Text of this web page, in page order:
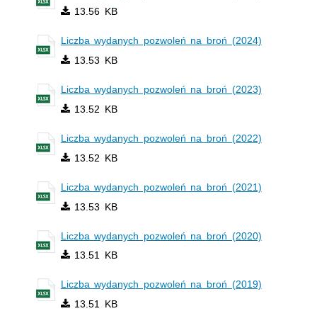
13.56 KB
Liczba wydanych pozwoleń na broń (2024)
13.53 KB
Liczba wydanych pozwoleń na broń (2023)
13.52 KB
Liczba wydanych pozwoleń na broń (2022)
13.52 KB
Liczba wydanych pozwoleń na broń (2021)
13.53 KB
Liczba wydanych pozwoleń na broń (2020)
13.51 KB
Liczba wydanych pozwoleń na broń (2019)
13.51 KB